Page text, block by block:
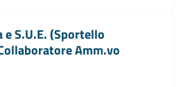
S.U.E. (Sportello
Amm.vo